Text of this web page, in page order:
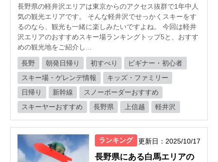
長野県の軽井沢エリアは東京からのアクセス抜群で1年中人
気の観光エリアです。 そんな軽井沢でせっかくスキーをす
るのなら、観光も一緒に楽しみたいですよね。 今回は軽井
沢エリアのおすすめスキー場ランキングトップ5と、おすす
めの観光地をご紹介し...
長野 朝発日帰り 初すべり
ビギナー・初心者
スキー場・ゲレンデ情報
キッズ・ファミリー
日帰り
新幹線
スノーボーダーおすすめ
スキーヤーおすすめ
長野県 上信越 軽井沢
ランキング 更新日：2025/10/17
長野県にある白馬エリアの